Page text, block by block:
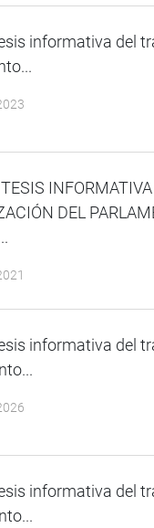
informativa del
DEL
informativa del
informativa del